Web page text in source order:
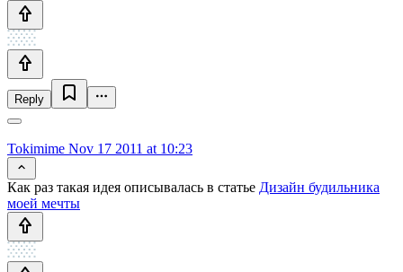
Reply
Tokimime Nov 17 2011 at 10:23
Как раз такая идея описывалась в статье Дизайн будильника
моей мечты